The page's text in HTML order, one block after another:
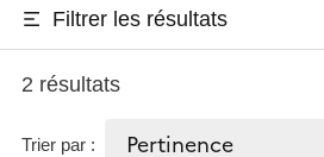
Filtrer les résultats
2 résultats
Trier par :